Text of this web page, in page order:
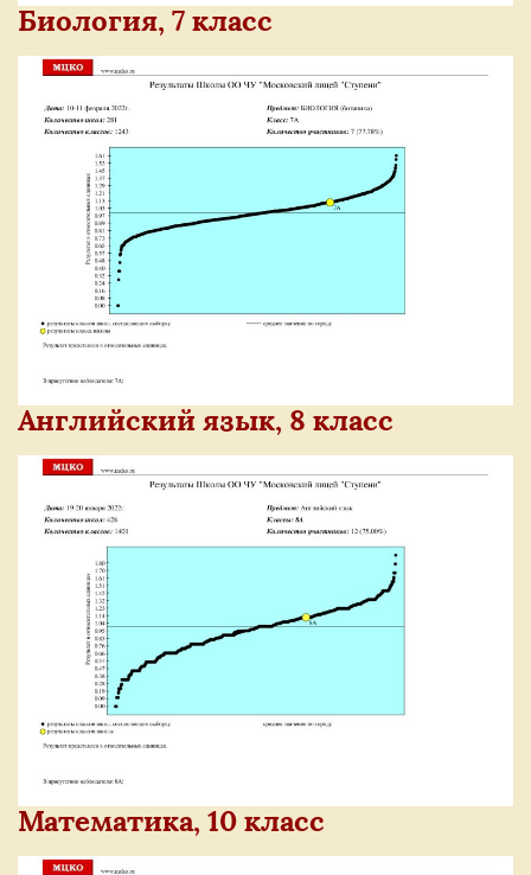
Биология, 7 класс
Английский язык, 8 класс
Математика, 10 класс